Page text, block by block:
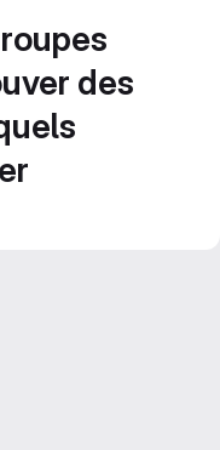
des